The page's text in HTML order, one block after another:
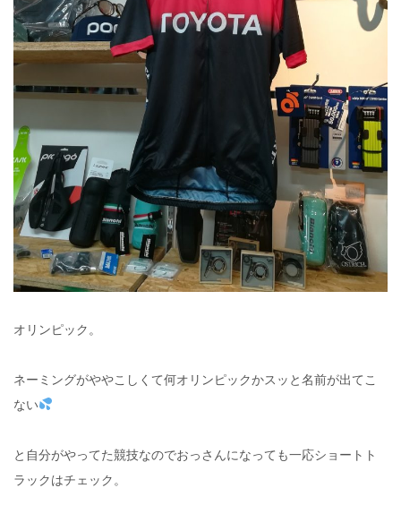
オリンピック。
ネーミングがややこしくて何オリンピックかスッと名前が出てこ
ない
と自分がやってた競技なのでおっさんになっても一応ショートト
ラックはチェック。